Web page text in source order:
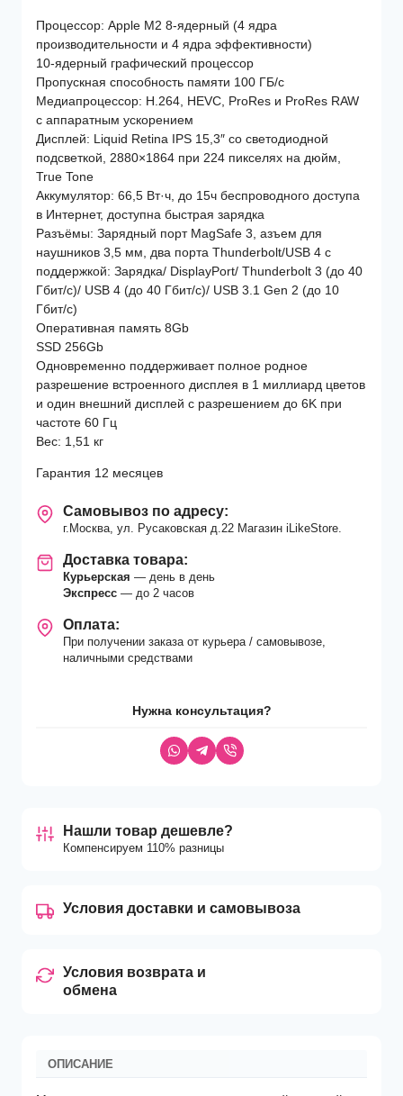
15
M2
8C
CPU,
10C
GPU/8Gb/256Gb
SSD
(MQKW3)
Midnight
Процессор: Apple M2 8-ядерный (4 ядра
производительности и 4 ядра эффективности)
10-ядерный графический процессор
Пропускная способность памяти 100 ГБ/с
Медиапроцессор: H.264, HEVC, ProRes и ProRes RAW
с аппаратным ускорением
Дисплей: Liquid Retina IPS 15,3″ со светодиодной
подсветкой, 2880×1864 при 224 пикселях на дюйм,
True Tone
Аккумулятор: 66,5 Вт·ч, до 15ч беспроводного доступа
в Интернет, доступна быстрая зарядка
Разъёмы: Зарядный порт MagSafe 3, азъем для
наушников 3,5 мм, два порта Thunderbolt/USB 4 с
поддержкой: Зарядка/ DisplayPort/ Thunderbolt 3 (до 40
Гбит/с)/ USB 4 (до 40 Гбит/с)/ USB 3.1 Gen 2 (до 10
Гбит/с)
Оперативная память 8Gb
SSD 256Gb
Одновременно поддерживает полное родное
разрешение встроенного дисплея в 1 миллиард цветов
и один внешний дисплей с разрешением до 6K при
частоте 60 Гц
Вес: 1,51 кг
Гарантия 12 месяцев
Самовывоз по адресу:
г.Москва, ул. Русаковская д.22 Магазин iLikeStore.
Доставка товара:
Курьерская — день в день
Экспресс — до 2 часов
Оплата:
При получении заказа от курьера / самовывозе,
наличными средствами
Нужна консультация?
Нашли товар дешевле?
Компенсируем 110% разницы
Условия доставки и самовывоза
Условия возврата и
обмена
ОПИСАНИЕ